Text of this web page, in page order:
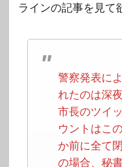
ラインの記事を見て
警察発表に
れたのは深
市長のツイ
ウントはこ
か前に全て
の場合、秘